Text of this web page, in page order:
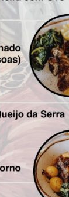
OPINIÃO E
Freitas
5 de